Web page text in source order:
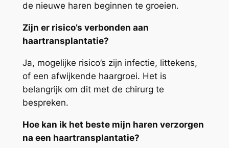
de nieuwe haren beginnen te groeien.
Zijn er risico’s verbonden aan
haartransplantatie?
Ja, mogelijke risico’s zijn infectie, littekens,
of een afwijkende haargroei. Het is
belangrijk om dit met de chirurg te
bespreken.
Hoe kan ik het beste mijn haren verzorgen
na een haartransplantatie?